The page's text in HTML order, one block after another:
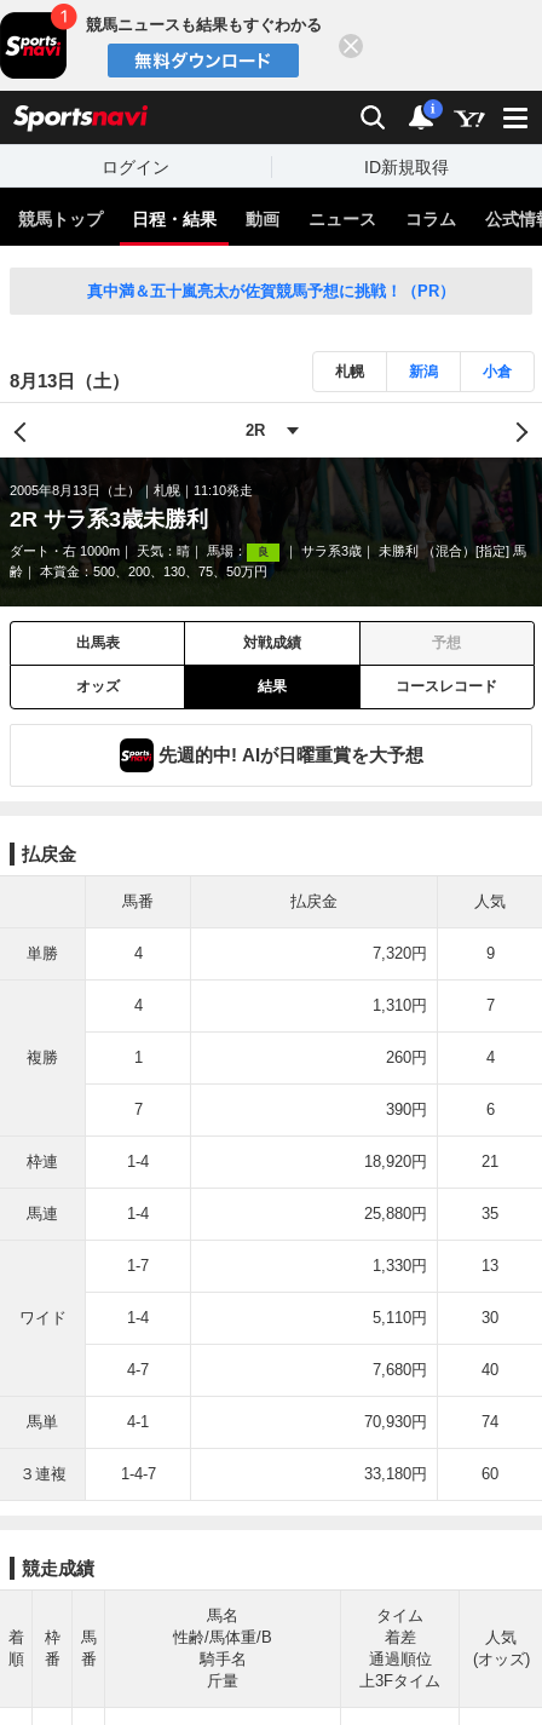
競馬ニュースも結果もすぐわかる
検索 通知
i
ログイン ID新規取得
競馬トップ 日程・結果 動画 ニュース コラム 公式情
真中満＆五十嵐亮太が佐賀競馬予想に挑戦！（PR）
8月13日（土） 札幌 新潟 小倉
2005年8月13日（土） 札幌 11:10発走
2R サラ系3歳未勝利
ダート・右 1000m 天気： 晴 馬場： 良 サラ系3歳
未勝利 （混合）[指定] 馬
齢
本賞金：500、200、130、75、50万円
出馬表 対戦成績 予想
オッズ 結果 コースレコード
先週的中! AIが日曜重賞を大予想
払戻金
馬番 払戻金 人気
単勝 4 7,320円 9
複勝
4 1,310円 7
1 260円 4
7 390円 6
枠連 1-4 18,920円 21
馬連 1-4 25,880円 35
ワイド
1-7 1,330円 13
1-4 5,110円 30
4-7 7,680円 40
馬単 4-1 70,930円 74
３連複 1-4-7 33,180円 60
競走成績
着
順
枠
番
馬
番
馬名
性齢/馬体重/B
騎手名
斤量
タイム
着差
通過順位
上3Fタイム
人気
(オッズ)